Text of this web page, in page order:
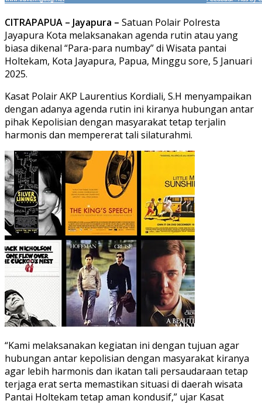
CITRAPAPUA – Jayapura – Satuan Polair Polresta
Jayapura Kota melaksanakan agenda rutin atau yang
biasa dikenal “Para-para numbay” di Wisata pantai
Holtekam, Kota Jayapura, Papua, Minggu sore, 5 Januari
2025.
Kasat Polair AKP Laurentius Kordiali, S.H menyampaikan
dengan adanya agenda rutin ini kiranya hubungan antar
pihak Kepolisian dengan masyarakat tetap terjalin
harmonis dan mempererat tali silaturahmi.
“Kami melaksanakan kegiatan ini dengan tujuan agar
hubungan antar kepolisian dengan masyarakat kiranya
agar lebih harmonis dan ikatan tali persaudaraan tetap
terjaga erat serta memastikan situasi di daerah wisata
Pantai Holtekam tetap aman kondusif,” ujar Kasat